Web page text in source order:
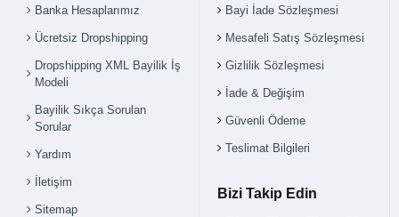
Banka Hesaplarımız
Ücretsiz Dropshipping
Dropshipping XML Bayilik İş
Modeli
Bayilik Sıkça Sorulan
Sorular
Yardım
İletişim
Sitemap
Bayi İade Sözleşmesi
Mesafeli Satış Sözleşmesi
Gizlilik Sözleşmesi
İade & Değişim
Güvenli Ödeme
Teslimat Bilgileri
Bizi Takip Edin